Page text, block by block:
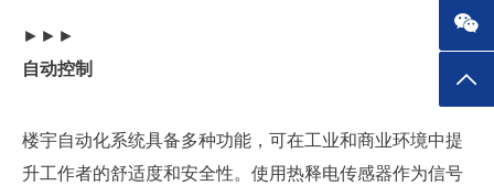
►►►
自动控制
楼宇自动化系统具备多种功能，可在工业和商业环境中提
升工作者的舒适度和安全性。使用热释电传感器作为信号
返回